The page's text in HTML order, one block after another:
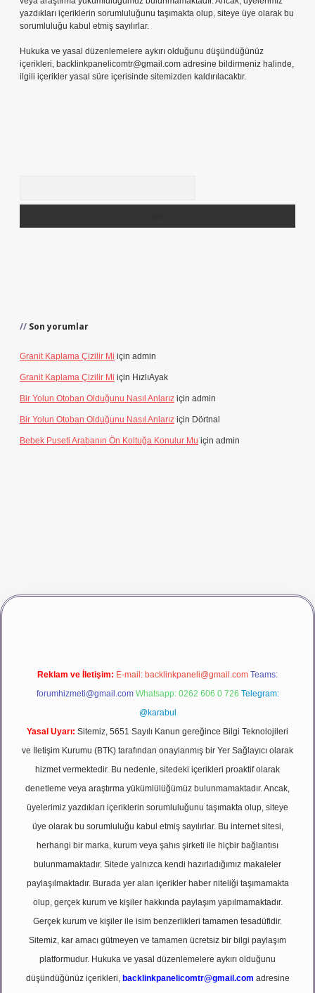
yazdıkları içeriklerin sorumluluğunu taşımakta olup, siteye üye olarak bu
sorumluluğu kabul etmiş sayılırlar.
Hukuka ve yasal düzenlemelere aykırı olduğunu düşündüğünüz
içerikleri, backlinkpanelicomtr@gmail.com adresine bildirmeniz halinde,
ilgili içerikler yasal süre içerisinde sitemizden kaldırılacaktır.
Son yorumlar
Granit Kaplama Çizilir Mi için admin
Granit Kaplama Çizilir Mi için HızlıAyak
Bir Yolun Otoban Olduğunu Nasıl Anlarız için admin
Bir Yolun Otoban Olduğunu Nasıl Anlarız için Dörtnal
Bebek Puseti Arabanın Ön Koltuğa Konulur Mu için admin
girişbetexper
Reklam ve İletişim: E-mail: backlinkpaneli@gmail.com Teams:
forumhizmeti@gmail.com Whatsapp: 0262 606 0 726 Telegram:
@karabul
Yasal Uyarı: Sitemiz, 5651 Sayılı Kanun gereğince Bilgi Teknolojileri
ve İletişim Kurumu (BTK) tarafından onaylanmış bir Yer Sağlayıcı olarak
hizmet vermektedir. Bu nedenle, sitedeki içerikleri proaktif olarak
denetleme veya araştırma yükümlülüğümüz bulunmamaktadır. Ancak,
üyelerimiz yazdıkları içeriklerin sorumluluğunu taşımakta olup, siteye
üye olarak bu sorumluluğu kabul etmiş sayılırlar. Bu internet sitesi,
herhangi bir marka, kurum veya şahıs şirketi ile hiçbir bağlantısı
bulunmamaktadır. Sitede yalnızca kendi hazırladığımız makaleler
paylaşılmaktadır. Burada yer alan içerikler haber niteliği taşımamakta
olup, gerçek kurum ve kişiler hakkında paylaşım yapılmamaktadır.
Gerçek kurum ve kişiler ile isim benzerlikleri tamamen tesadüfidir.
Sitemiz, kar amacı gütmeyen ve tamamen ücretsiz bir bilgi paylaşım
platformudur. Hukuka ve yasal düzenlemelere aykırı olduğunu
düşündüğünüz içerikleri, backlinkpanelicomtr@gmail.com adresine